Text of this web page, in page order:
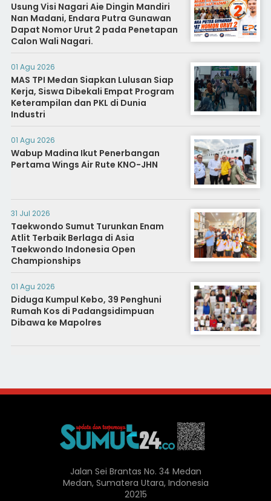
Usung Visi Nagari Aie Dingin Mandiri
Nan Madani, Endara Putra Gunawan
Dapat Nomor Urut 2 pada Penetapan
Calon Wali Nagari.
01 Agu 2026
MAS TPI Medan Siapkan Lulusan Siap
Kerja, Siswa Dibekali Empat Program
Keterampilan dan PKL di Dunia
Industri
01 Agu 2026
Wabup Madina Ikut Penerbangan
Pertama Wings Air Rute KNO-JHN
31 Jul 2026
Taekwondo Sumut Turunkan Enam
Atlit Terbaik Berlaga di Asia
Taekwondo Indonesia Open
Championships
01 Agu 2026
Diduga Kumpul Kebo, 39 Penghuni
Rumah Kos di Padangsidimpuan
Dibawa ke Mapolres
Jalan Sei Brantas No. 34 Medan
Medan, Sumatera Utara, Indonesia
20215